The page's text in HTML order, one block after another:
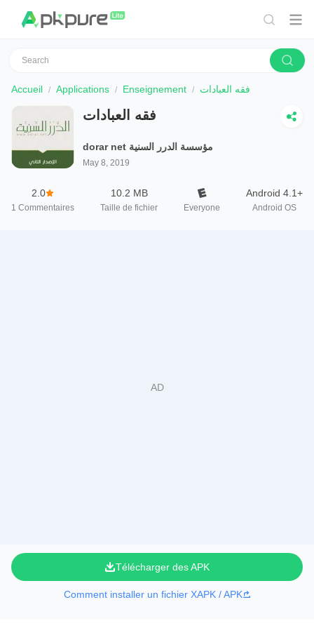
Accueil Applications Enseignement فقه العبادات
فقه العبادات
dorar net مؤسسة الدرر السنية
May 8, 2019
2.0
1 Commentaires
10.2 MB
Taille de fichier Everyone
Android 4.1+
Android OS
Télécharger des APK
Comment installer un fichier XAPK / APK